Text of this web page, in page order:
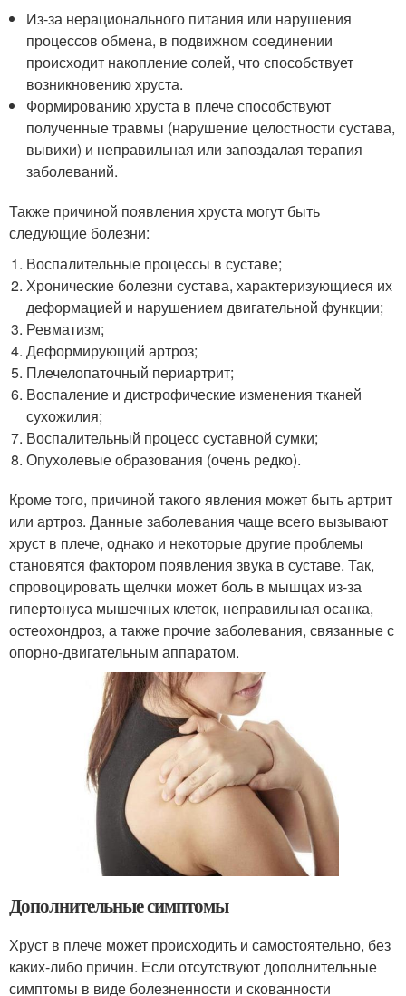
Из-за нерационального питания или нарушения
процессов обмена, в подвижном соединении
происходит накопление солей, что способствует
возникновению хруста.
Формированию хруста в плече способствуют
полученные травмы (нарушение целостности сустава,
вывихи) и неправильная или запоздалая терапия
заболеваний.
Также причиной появления хруста могут быть
следующие болезни:
Воспалительные процессы в суставе;
Хронические болезни сустава, характеризующиеся их
деформацией и нарушением двигательной функции;
Ревматизм;
Деформирующий артроз;
Плечелопаточный периартрит;
Воспаление и дистрофические изменения тканей
сухожилия;
Воспалительный процесс суставной сумки;
Опухолевые образования (очень редко).
Кроме того, причиной такого явления может быть артрит
или артроз. Данные заболевания чаще всего вызывают
хруст в плече, однако и некоторые другие проблемы
становятся фактором появления звука в суставе. Так,
спровоцировать щелчки может боль в мышцах из-за
гипертонуса мышечных клеток, неправильная осанка,
остеохондроз, а также прочие заболевания, связанные с
опорно-двигательным аппаратом.
Дополнительные симптомы
Хруст в плече может происходить и самостоятельно, без
каких-либо причин. Если отсутствуют дополнительные
симптомы в виде болезненности и скованности